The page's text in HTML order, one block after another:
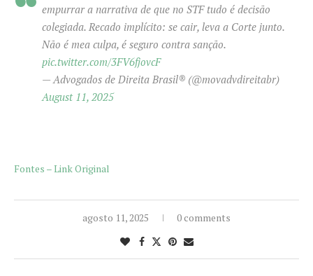
empurrar a narrativa de que no STF tudo é decisão
colegiada. Recado implícito: se cair, leva a Corte junto.
Não é mea culpa, é seguro contra sanção.
pic.twitter.com/3FV6fjovcF
— Advogados de Direita Brasil®️ (@movadvdireitabr)
August 11, 2025
Fontes – Link Original
agosto 11, 2025 0 comments